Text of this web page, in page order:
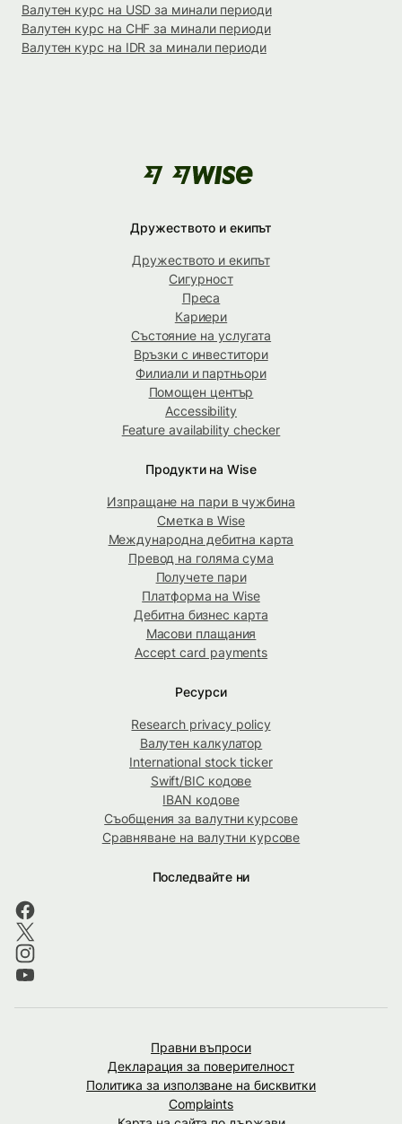
Валутен курс на USD за минали периоди
Валутен курс на CHF за минали периоди
Валутен курс на IDR за минали периоди
Дружеството и екипът
Дружеството и екипът
Сигурност
Преса
Кариери
Състояние на услугата
Връзки с инвеститори
Филиали и партньори
Помощен център
Accessibility
Feature availability checker
Продукти на Wise
Изпращане на пари в чужбина
Сметка в Wise
Международна дебитна карта
Превод на голяма сума
Получете пари
Платформа на Wise
Дебитна бизнес карта
Масови плащания
Accept card payments
Ресурси
Research privacy policy
Валутен калкулатор
International stock ticker
Swift/BIC кодове
IBAN кодове
Съобщения за валутни курсове
Сравняване на валутни курсове
Последвайте ни
Правни въпроси
Декларация за поверителност
Политика за използване на бисквитки
Complaints